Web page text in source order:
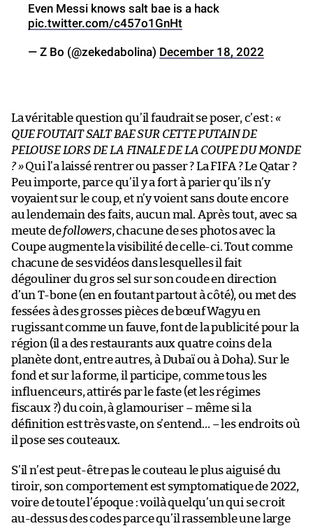
Even Messi knows salt bae is a hack
pic.twitter.com/c457o1GnHt
— Z Bo (@zekedabolina) December 18, 2022
La véritable question qu’il faudrait se poser, c’est :«
QUE FOUTAIT SALT BAE SUR CETTE PUTAIN DE
PELOUSE LORS DE LA FINALE DE LA COUPE DU MONDE
? »Qui l’a laissé rentrer ou passer ? La FIFA ? Le Qatar ?
Peu importe, parce qu’il y a fort à parier qu’ils n’y
voyaient sur le coup, et n’y voient sans doute encore
au lendemain des faits, aucun mal. Après tout, avec sa
meute defollowers, chacune de ses photos avec la
Coupe augmente la visibilité de celle-ci. Tout comme
chacune de ses vidéos dans lesquelles il fait
dégouliner du gros sel sur son coude en direction
d’un T-bone (en en foutant partout à côté), ou met des
fessées à des grosses pièces de bœuf Wagyu en
rugissant comme un fauve, font de la publicité pour la
région (il a des restaurants aux quatre coins de la
planète dont, entre autres, à Dubaï ou à Doha). Sur le
fond et sur la forme, il participe, comme tous les
influenceurs, attirés par le faste (et les régimes
fiscaux ?) du coin, à glamouriser – même si la
définition est très vaste, on s’entend… – les endroits où
il pose ses couteaux.
S’il n’est peut-être pas le couteau le plus aiguisé du
tiroir, son comportement est symptomatique de 2022,
voire de toute l’époque : voilà quelqu’un qui se croit
au-dessus des codes parce qu’il rassemble une large